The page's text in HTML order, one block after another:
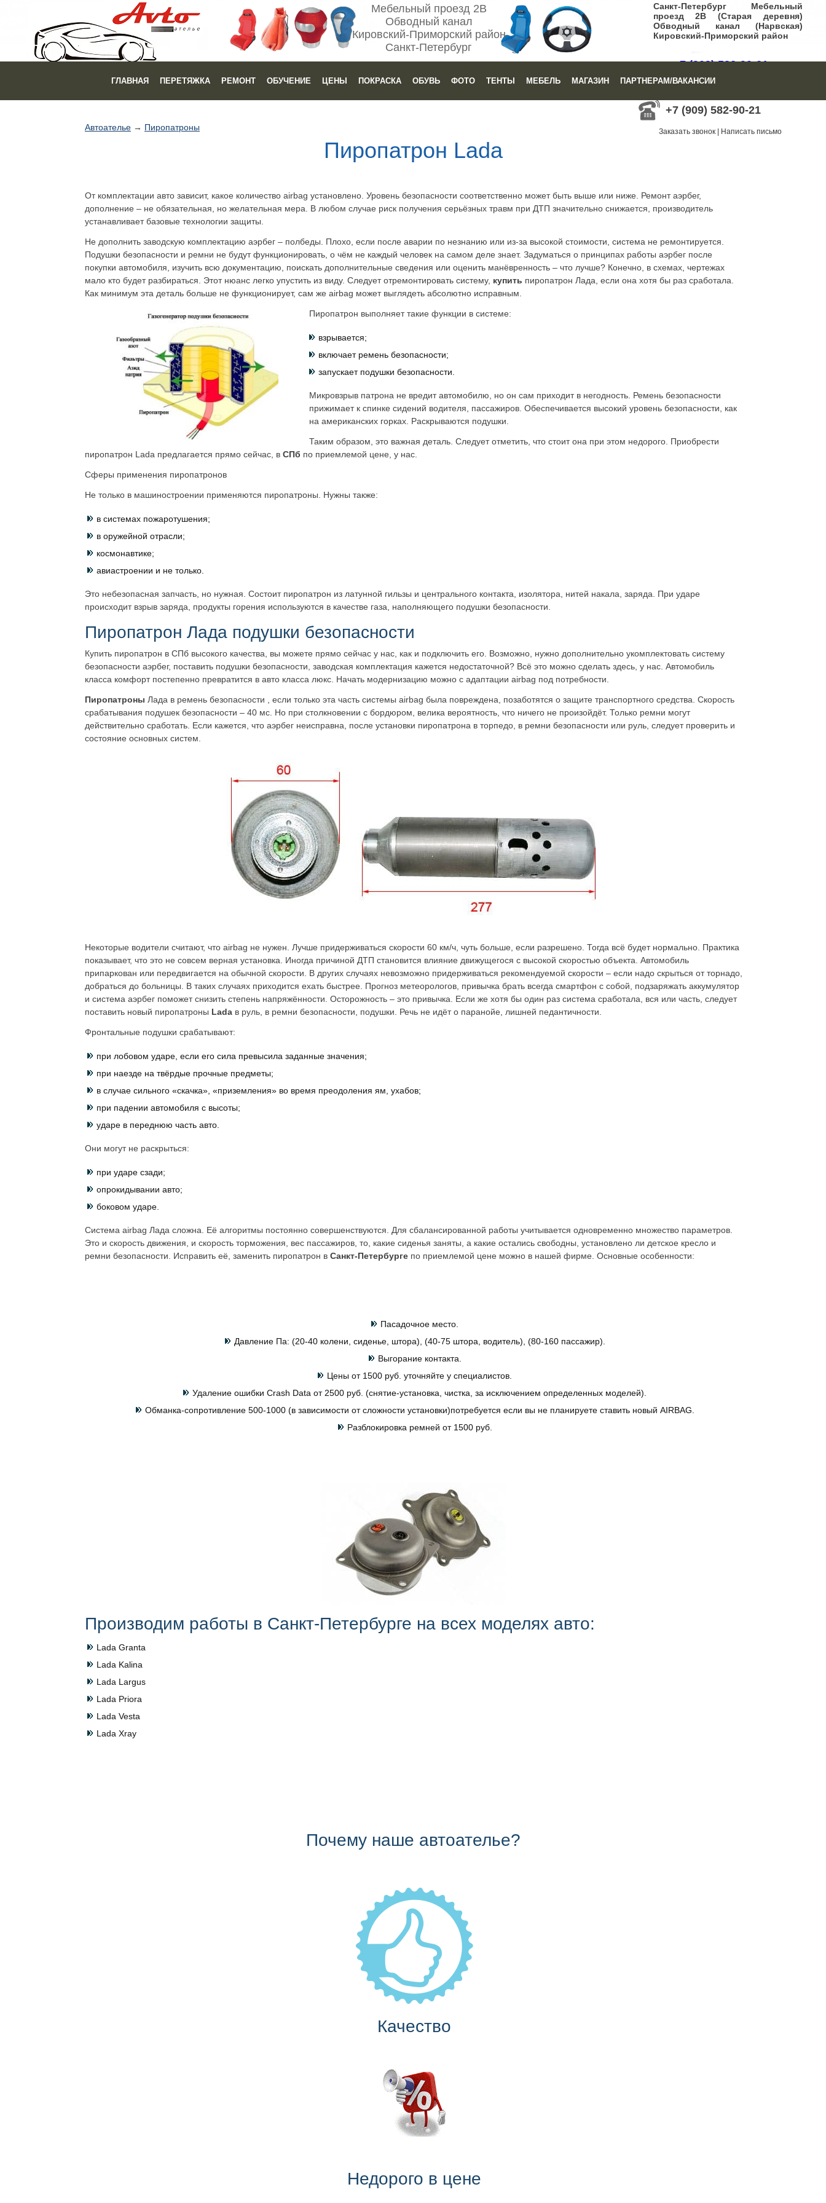
Мебельный проезд 2В
Обводный канал
Кировский-Приморский район
Санкт-Петербург
Санкт-Петербург Мебельный
проезд 2В (Старая деревня)
Обводный канал (Нарвская)
Кировский-Приморский район
+7 (909) 582-90-21
Заказать звонок|Написать письмо
+7 (909) 582-90-21
Заказать звонок Написать письмо
ГЛАВНАЯ ПЕРЕТЯЖКА РЕМОНТ ОБУЧЕНИЕ ЦЕНЫ ПОКРАСКА ОБУВЬ ФОТО ТЕНТЫ МЕБЕЛЬ МАГАЗИН ПАРТНЕРАМ/ВАКАНСИИ
Автоателье → Пиропатроны
Пиропатрон Lada
От комплектации авто зависит, какое количество airbag установлено. Уровень безопасности соответственно может быть выше или ниже. Ремонт аэрбег,
дополнение – не обязательная, но желательная мера. В любом случае риск получения серьёзных травм при ДТП значительно снижается, производитель
устанавливает базовые технологии защиты.
Не дополнить заводскую комплектацию аэрбег – полбеды. Плохо, если после аварии по незнанию или из-за высокой стоимости, система не ремонтируется.
Подушки безопасности и ремни не будут функционировать, о чём не каждый человек на самом деле знает. Задуматься о принципах работы аэрбег после
покупки автомобиля, изучить всю документацию, поискать дополнительные сведения или оценить манёвренность – что лучше? Конечно, в схемах, чертежах
мало кто будет разбираться. Этот нюанс легко упустить из виду. Следует отремонтировать систему, купить пиропатрон Лада, если она хотя бы раз сработала.
Как минимум эта деталь больше не функционирует, сам же airbag может выглядеть абсолютно исправным.
Пиропатрон выполняет такие функции в системе:
взрывается;
включает ремень безопасности;
запускает подушки безопасности.
Микровзрыв патрона не вредит автомобилю, но он сам приходит в негодность. Ремень безопасности
прижимает к спинке сидений водителя, пассажиров. Обеспечивается высокий уровень безопасности, как
на американских горках. Раскрываются подушки.
Таким образом, это важная деталь. Следует отметить, что стоит она при этом недорого. Приобрести
пиропатрон Lada предлагается прямо сейчас, в СПб по приемлемой цене, у нас.
Сферы применения пиропатронов
Не только в машиностроении применяются пиропатроны. Нужны также:
в системах пожаротушения;
в оружейной отрасли;
космонавтике;
авиастроении и не только.
Это небезопасная запчасть, но нужная. Состоит пиропатрон из латунной гильзы и центрального контакта, изолятора, нитей накала, заряда. При ударе
происходит взрыв заряда, продукты горения используются в качестве газа, наполняющего подушки безопасности.
Пиропатрон Лада подушки безопасности
Купить пиропатрон в СПб высокого качества, вы можете прямо сейчас у нас, как и подключить его. Возможно, нужно дополнительно укомплектовать систему
безопасности аэрбег, поставить подушки безопасности, заводская комплектация кажется недостаточной? Всё это можно сделать здесь, у нас. Автомобиль
класса комфорт постепенно превратится в авто класса люкс. Начать модернизацию можно с адаптации airbag под потребности.
Пиропатроны Лада в ремень безопасности , если только эта часть системы airbag была повреждена, позаботятся о защите транспортного средства. Скорость
срабатывания подушек безопасности – 40 мс. Но при столкновении с бордюром, велика вероятность, что ничего не произойдёт. Только ремни могут
действительно сработать. Если кажется, что аэрбег неисправна, после установки пиропатрона в торпедо, в ремни безопасности или руль, следует проверить и
состояние основных систем.
Некоторые водители считают, что airbag не нужен. Лучше придерживаться скорости 60 км/ч, чуть больше, если разрешено. Тогда всё будет нормально. Практика
показывает, что это не совсем верная установка. Иногда причиной ДТП становится влияние движущегося с высокой скоростью объекта. Автомобиль
припаркован или передвигается на обычной скорости. В других случаях невозможно придерживаться рекомендуемой скорости – если надо скрыться от торнадо,
добраться до больницы. В таких случаях приходится ехать быстрее. Прогноз метеорологов, привычка брать всегда смартфон с собой, подзаряжать аккумулятор
и система аэрбег поможет снизить степень напряжённости. Осторожность – это привычка. Если же хотя бы один раз система сработала, вся или часть, следует
поставить новый пиропатроны Lada в руль, в ремни безопасности, подушки. Речь не идёт о паранойе, лишней педантичности.
Фронтальные подушки срабатывают:
при лобовом ударе, если его сила превысила заданные значения;
при наезде на твёрдые прочные предметы;
в случае сильного «скачка», «приземления» во время преодоления ям, ухабов;
при падении автомобиля с высоты;
ударе в переднюю часть авто.
Они могут не раскрыться:
при ударе сзади;
опрокидывании авто;
боковом ударе.
Система airbag Лада сложна. Её алгоритмы постоянно совершенствуются. Для сбалансированной работы учитывается одновременно множество параметров.
Это и скорость движения, и скорость торможения, вес пассажиров, то, какие сиденья заняты, а какие остались свободны, установлено ли детское кресло и
ремни безопасности. Исправить её, заменить пиропатрон в Санкт-Петербурге по приемлемой цене можно в нашей фирме. Основные особенности:
Пасадочное место.
Давление Па: (20-40 колени, сиденье, штора), (40-75 штора, водитель), (80-160 пассажир).
Выгорание контакта.
Цены от 1500 руб. уточняйте у специалистов.
Удаление ошибки Crash Data от 2500 руб. (снятие-установка, чистка, за исключением определенных моделей).
Обманка-сопротивление 500-1000 (в зависимости от сложности установки)потребуется если вы не планируете ставить новый AIRBAG.
Разблокировка ремней от 1500 руб.
Производим работы в Санкт-Петербурге на всех моделях авто:
Lada Granta
Lada Kalina
Lada Largus
Lada Priora
Lada Vesta
Lada Xray
Почему наше автоателье?
Качество
Недорого в цене